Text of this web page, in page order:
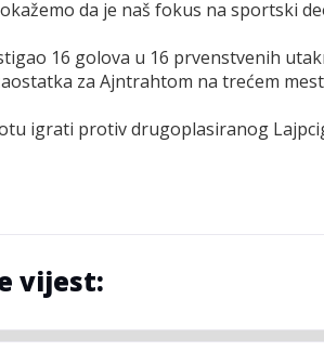
da je naš fokus na sportski
16 golova u 16 prvenstvenih
za Ajntrahtom na trećem
igrati protiv drugoplasiranog
vijest: